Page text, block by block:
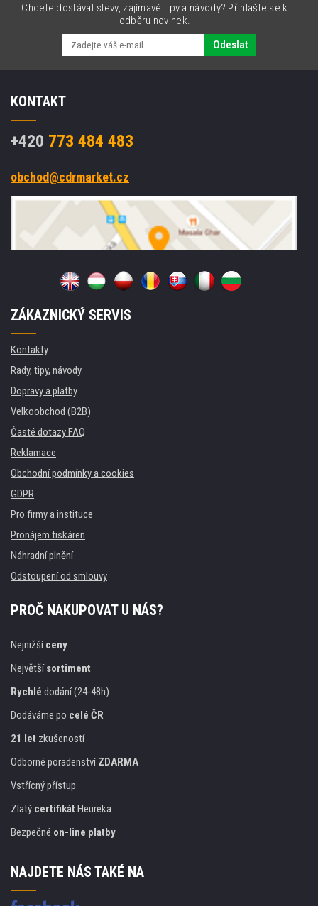
Chcete dostávat slevy, zajímavé tipy a návody? Přihlašte se k
odběru novinek.
Odeslat
KONTAKT
+420 773 484 483
obchod@cdrmarket.cz
ZÁKAZNICKÝ SERVIS
Kontakty
Rady, tipy, návody
Dopravy a platby
Velkoobchod (B2B)
Časté dotazy FAQ
Reklamace
Obchodní podmínky a cookies
GDPR
Pro firmy a instituce
Pronájem tiskáren
Náhradní plnění
Odstoupení od smlouvy
PROČ NAKUPOVAT U NÁS?
Nejnižšíceny
Největšísortiment
Rychlé dodání (24-48h)
Dodáváme po celé ČR
21 let zkušeností
Odborné poradenstvíZDARMA
Vstřícný přístup
Zlatý certifikát Heureka
Bezpečné on-line platby
NAJDETE NÁS TAKÉ NA